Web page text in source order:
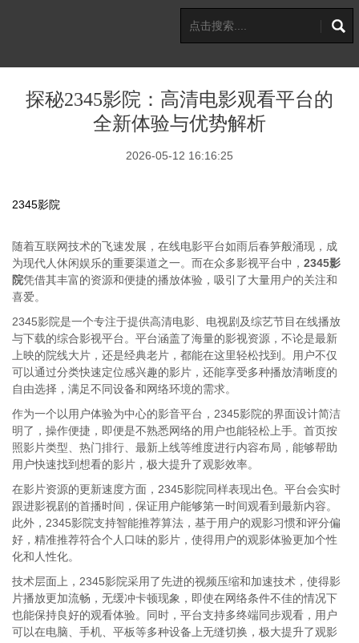
探秘2345影院：高清电影观看平台的
全新体验与优势解析
2026-05-12 16:16:25
2345影院
随着互联网技术的飞速发展，在线电影平台如雨后春笋般涌现，成
为现代人休闲娱乐的重要渠道之一。而在众多影视平台中， 2345影
院凭借其丰富的资源和便捷的播放体验，吸引了大量用户的关注和
喜爱。
2345影院是一个专注于提供高清电影、电视剧及综艺节目在线播放
与下载的综合影视平台。平台涵盖了海量的影视资源，不论是最新
上映的院线大片，还是经典老片，都能在这里轻松找到。用户不仅
可以通过分类快速定位感兴趣的影片，还能享受多种播放清晰度的
自由选择，满足不同设备和网络环境的需求。
作为一个以用户体验为中心的影音平台，2345影院的界面设计简洁
明了，操作便捷，即便是不熟悉网络的用户也能轻松上手。首页按
照影片类型、热门排行、最新上线等维度进行内容布局，能够帮助
用户快速找到想看的影片，极大提升了观影效率。
在影片资源的更新速度方面，2345影院同样表现出色。平台会实时
跟进影视剧的首播时间，保证用户能够第一时间观看到最新内容。
此外，2345影院支持智能推荐算法，基于用户的观影习惯和评分偏
好，精准推荐符合个人口味的影片，使得用户的观影体验更加个性
化和人性化。
技术层面上，2345影院采用了先进的视频压缩和加速技术，使得影
片播放更加流畅，无缓冲卡顿现象，即使在网络条件不佳的情况下
也能保持良好的观看体验。同时，平台支持多终端同步观看，用户
可以在电脑、手机、平板等多种设备上无缝切换，极大提升了观影